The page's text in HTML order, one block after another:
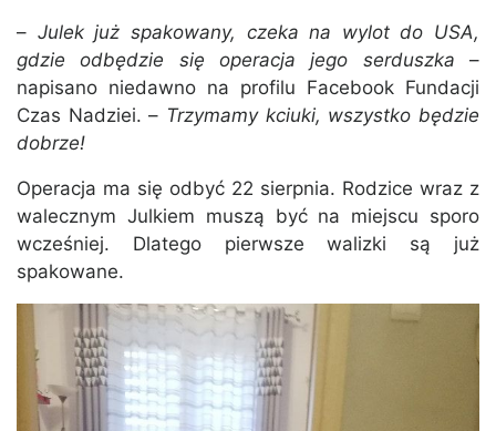
– Julek już spakowany, czeka na wylot do USA,
gdzie odbędzie się operacja jego serduszka –
napisano niedawno na profilu Facebook Fundacji
Czas Nadziei. – Trzymamy kciuki, wszystko będzie
dobrze!
Operacja ma się odbyć 22 sierpnia. Rodzice wraz z
walecznym Julkiem muszą być na miejscu sporo
wcześniej. Dlatego pierwsze walizki są już
spakowane.